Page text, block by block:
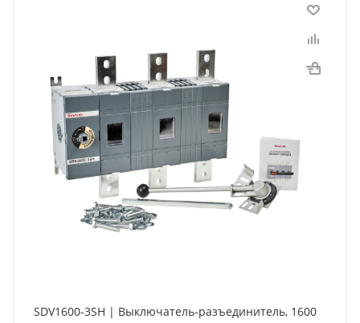
SDV1600-3SH | Выключатель-разъединитель, 1600